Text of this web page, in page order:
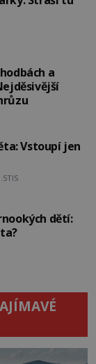
a
jen
dětí: